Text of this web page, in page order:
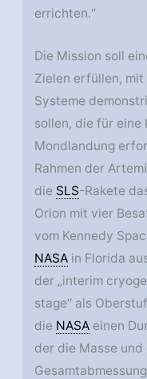
errichten.“
Die Mission soll
Zielen erfüllen,
Systeme
sollen, die für eine
Mondlandung
Rahmen der
die SLS-Rakete
Orion mit vier
vom Kennedy
NASA in Florida
der „interim
stage“ als
die NASA einen
der die Masse und